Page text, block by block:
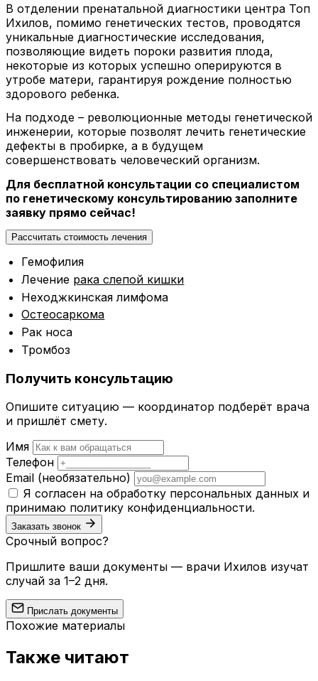
В отделении пренатальной диагностики центра Топ
Ихилов, помимо генетических тестов, проводятся
уникальные диагностические исследования,
позволяющие видеть пороки развития плода,
некоторые из которых успешно оперируются в
утробе матери, гарантируя рождение полностью
здорового ребенка.
На подходе – революционные методы генетической
инженерии, которые позволят лечить генетические
дефекты в пробирке, а в будущем
совершенствовать человеческий организм.
Для бесплатной консультации со специалистом
по генетическому консультированию заполните
заявку прямо сейчас!
Рассчитать стоимость лечения
Гемофилия
Лечение рака слепой кишки
Неходжкинская лимфома
Остеосаркома
Рак носа
Тромбоз
Получить консультацию
Опишите ситуацию — координатор подберёт врача
и пришлёт смету.
Имя
Телефон
Email (необязательно)
Я согласен на обработку персональных данных и
принимаю политику конфиденциальности.
Заказать звонок
Срочный вопрос?
Пришлите ваши документы — врачи Ихилов изучат
случай за 1–2 дня.
Прислать документы
Похожие материалы
Также читают